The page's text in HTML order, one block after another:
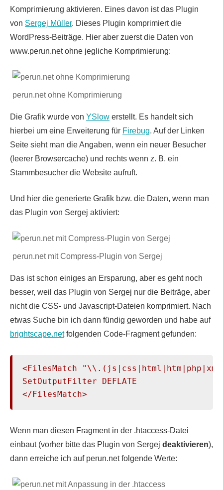
Komprimierung aktivieren. Eines davon ist das Plugin
von Sergej Müller. Dieses Plugin komprimiert die
WordPress-Beiträge. Hier aber zuerst die Daten von
www.perun.net ohne jegliche Komprimierung:
perun.net ohne Komprimierung
Die Grafik wurde von YSlow erstellt. Es handelt sich
hierbei um eine Erweiterung für Firebug. Auf der Linken
Seite sieht man die Angaben, wenn ein neuer Besucher
(leerer Browsercache) und rechts wenn z. B. ein
Stammbesucher die Website aufruft.
Und hier die generierte Grafik bzw. die Daten, wenn man
das Plugin von Sergej aktiviert:
perun.net mit Compress-Plugin von Sergej
Das ist schon einiges an Ersparung, aber es geht noch
besser, weil das Plugin von Sergej nur die Beiträge, aber
nicht die CSS- und Javascript-Dateien komprimiert. Nach
etwas Suche bin ich dann fündig geworden und habe auf
brightscape.netfolgenden Code-Fragment gefunden:
<FilesMatch
SetOutputFilter DEFLATE
</FilesMatch>
Wenn man diesen Fragment in der .htaccess-Datei
einbaut (vorher bitte das Plugin von Sergej deaktivieren),
dann erreiche ich auf perun.net folgende Werte: